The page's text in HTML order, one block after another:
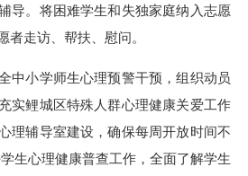
导。将困难学生和失独家庭纳入志愿
者走访、帮扶、慰问。
小学师生心理预警干预，组织动员
实鲤城区特殊人群心理健康关爱工作
理辅导室建设，确保每周开放时间不
生心理健康普查工作，全面了解学生